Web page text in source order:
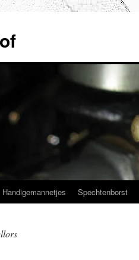
Handigemannetjes Spechtenborst